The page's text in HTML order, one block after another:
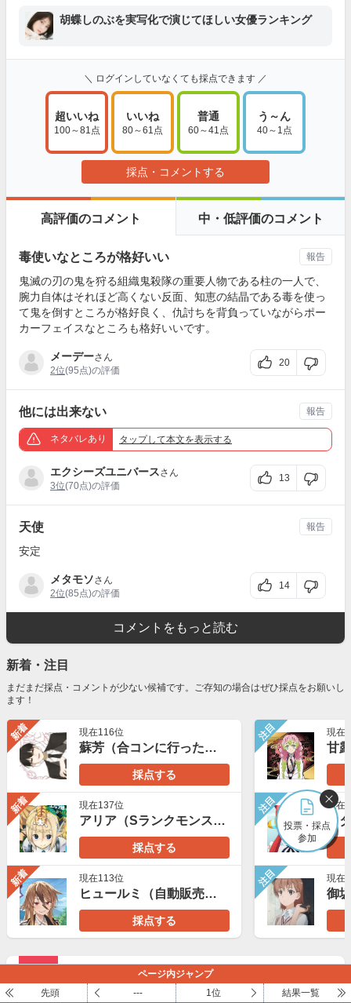
胡蝶しのぶを実写化で演じてほしい女優ランキング
＼ ログインしていなくても採点できます ／
超いいね
100～81点
いいね
80～61点
普通
60～41点
う～ん
40～1点
採点・コメントする
高評価のコメント 中・低評価のコメント
毒使いなところが格好いい
鬼滅の刃の鬼を狩る組織鬼殺隊の重要人物である柱の一人で、
腕力自体はそれほど高くない反面、知恵の結晶である毒を使っ
て鬼を倒すところが格好良く、仇討ちを背負っていながらポー
カーフェイスなところも格好いいです。
メーデーさん
2位(95点)の評価
20
報告
他には出来ない
ネタバレあり タップして本文を表示する
エクシーズユニバースさん
3位(70点)の評価
13
報告
天使
安定
メタモソさん
2位(85点)の評価
14
報告
コメントをもっと読む
新着・注目
まだまだ採点・コメントが少ない候補です。ご存知の場合はぜひ採点をお願いし
ます！
新着 現在116位
蘇芳（合コンに行ったら女がいなかった話）
採点する
新着 現在137位
アリア（Sランクモンスターの《ベヒーモス》だけど、猫と間違われてエルフ娘の騎士として暮らしてます）
採点する
新着 現在113位
ヒュールミ（自動販売機に生まれ変わった俺は迷宮を彷徨う）
採点する
注目 現在
注目 現在
ウ
注目 現在
御
9位
オリヴィエ・ミラ・アームストロン
投票・採点
参加
ページ内ジャンプ
先頭
--- 1位 結果一覧